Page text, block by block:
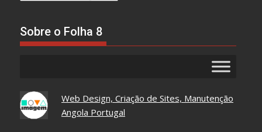
Sobre o Folha 8
Web Design, Criação de Sites, Manutenção
Angola Portugal